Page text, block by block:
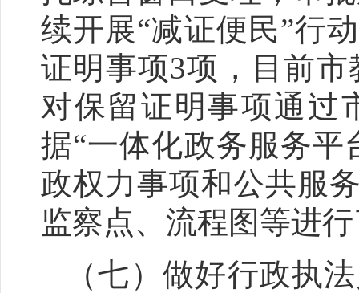
续开展“减证便民”行
证明事项3项，目前市
对保留证明事项通过
据“一体化政务服务平
政权力事项和公共服
监察点、流程图等进
（七 ）做好行政执